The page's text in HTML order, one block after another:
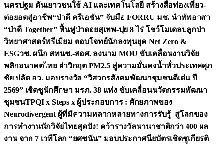
นครปฐม ดันเยาวชนใช้ AI และเทคโนโลยี สร้างสื่อท่องเที่ยว-
ต่อยอดสู่อาชีพ“ป่าดี ครีเอชัน” จับมือ FORRU มช. นำทัพอาสา
“ป่าดี Together” ฟื้นฟูป่าดอยสุเทพ-ปุย 8 ไร่ โชว์โมเดลปลูกป่า
วิทยาศาสตร์พรีเมียม ตอบโจทย์นักลงทุนยุค Net Zero &
ESGวช. ผนึก สทนช.-สอศ. ลงนาม MOU ขับเคลื่อนงานวิจัย
พลิกอนาคตไทย ฝ่าวิกฤต PM2.5 สู่ความมั่นคงน้ำทั่วประเทศศุภ
ชัย ปลัด อว. มอบรางวัล “วิศวกรสังคมพัฒนาชุมชนดีเด่น ปี
2569” เชิดชูนักศึกษา มรภ. 38 แห่ง ขับเคลื่อนนวัตกรรมพัฒนา
ชุมชนTPQI x Steps x ผู้ประกอบการ : ศักยภาพของ
Neurodivergent ผู้ที่มีความหลากหลายทางการรับรู้ สู่โลกของ
การทำงานนักวิจัยไทยสุดปัง! คว้ารางวัลนานาชาติกว่า 400 ผล
งาน จาก 7 เวทีโลก “ยศชนัน” มอบประกาศนียบัตรเชิดชูเกียรติ